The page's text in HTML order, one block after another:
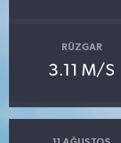
RÜZGAR
3.11 M/S